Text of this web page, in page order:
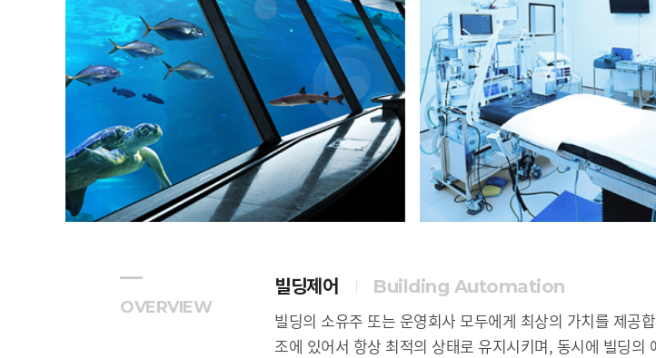
OVERVIEW
빌딩제어 Building Automation
빌딩의 소유주 또는 운영회사 모두에게 최상의 가치를 제공
조에 있어서 항상 최적의 상태로 유지시키며, 동시에 빌딩